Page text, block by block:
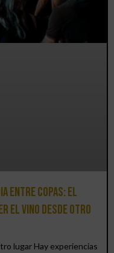
entre copas: el
el vino desde otro
lugar Hay experiencias